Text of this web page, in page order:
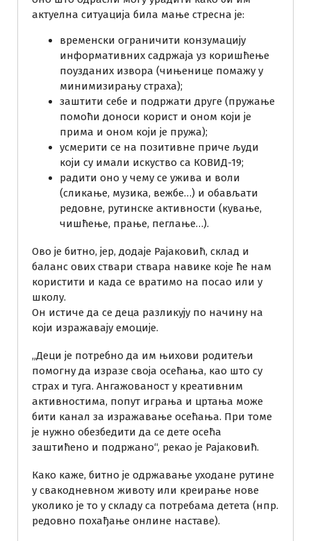
актуелна ситуација била мање стресна је:
временски ограничити конзумацију
информативних садржаја уз коришћење
поузданих извора (чињенице помажу у
минимизирању страха);
заштити себе и подржати друге (пружање
помоћи доноси корист и оном који је
прима и оном који је пружа);
усмерити се на позитивне приче људи
који су имали искуство са КОВИД-19;
радити оно у чему се ужива и воли
(сликање, музика, вежбе…) и обављати
редовне, рутинске активности (кување,
чишћење, прање, пеглање…).
Ово је битно, јер, додаје Рајаковић, склад и
баланс ових ствари ствара навике које ће нам
користити и када се вратимо на посао или у
школу.
Он истиче да се деца разликују по начину на
који изражавају емоције.
„Деци је потребно да им њихови родитељи
помогну да изразе своја осећања, као што су
страх и туга. Ангажованост у креативним
активностима, попут играња и цртања може
бити канал за изражавање осећања. При томе
је нужно обезбедити да се дете осећа
заштићено и подржано“, рекао је Рајаковић.
Како каже, битно је одржавање уходане рутине
у свакодневном животу или креирање нове
уколико је то у складу са потребама детета (нпр.
редовно похађање онлине наставе).